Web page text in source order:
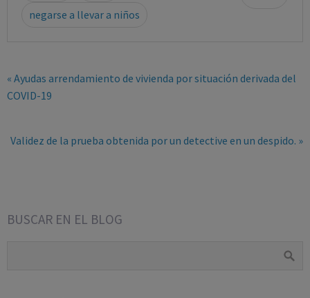
negarse a llevar a niños
« Ayudas arrendamiento de vivienda por situación derivada del
COVID-19
Validez de la prueba obtenida por un detective en un despido. »
BUSCAR EN EL BLOG